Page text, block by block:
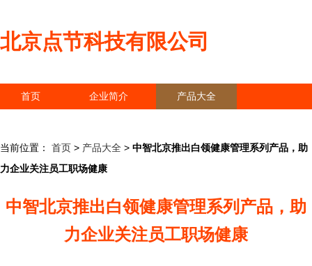
北京点节科技有限公司
首页 企业简介 产品大全
当前位置： 首页 > 产品大全 > 中智北京推出白领健康管理系列产品，助
力企业关注员工职场健康
中智北京推出白领健康管理系列产品，助
力企业关注员工职场健康